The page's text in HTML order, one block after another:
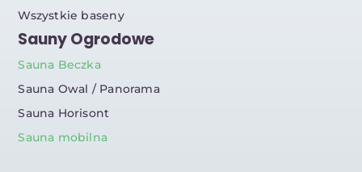
Wszystkie baseny
Sauny Ogrodowe
Sauna Beczka
Sauna Owal / Panorama
Sauna Horisont
Sauna mobilna